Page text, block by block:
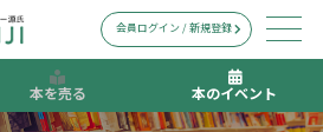
本を売る 本のイベント
会員ログイン / 新規登録